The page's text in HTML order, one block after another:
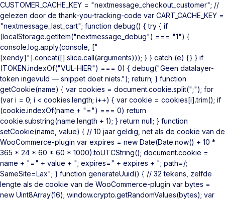
CUSTOMER_CACHE_KEY = "nextmessage_checkout_customer"; //
gelezen door de thank-you-tracking-code var CART_CACHE_KEY =
"nextmessage_last_cart"; function debug() { try { if
(localStorage.getItem("nextmessage_debug") === "1") {
console.log.apply(console, ["
[xendy]"].concat([].slice.call(arguments))); } } catch (e) {} } if
(TOKEN.indexOf("VUL-HIER") === 0) { debug("Geen datalayer-
token ingevuld — snippet doet niets."); return; } function
getCookie(name) { var cookies = document.cookie.split(";"); for
(var i = 0; i < cookies.length; i++) { var cookie = cookies[i].trim(); if
(cookie.indexOf(name + "=") === 0) return
cookie.substring(name.length + 1); } return null; } function
setCookie(name, value) { // 10 jaar geldig, net als de cookie van de
WooCommerce-plugin var expires = new Date(Date.now() + 10 *
365 * 24 * 60 * 60 * 1000).toUTCString(); document.cookie =
name + "=" + value + "; expires=" + expires + "; path=/;
SameSite=Lax"; } function generateUuid() { // 32 tekens, zelfde
lengte als de cookie van de WooCommerce-plugin var bytes =
new Uint8Array(16); window.crypto.getRandomValues(bytes); var